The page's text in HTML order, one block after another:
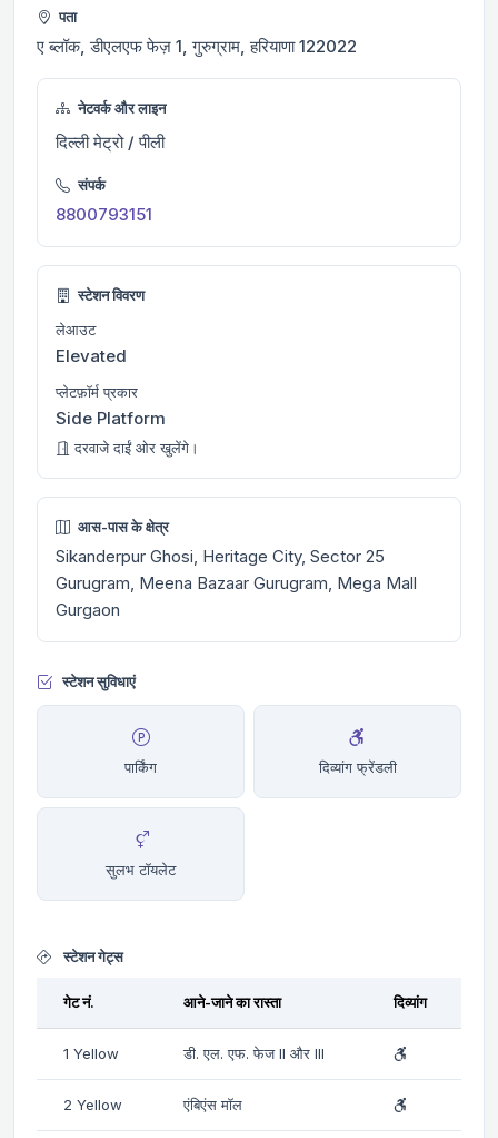
पता
ए ब्लॉक, डीएलएफ फेज़ 1, गुरुग्राम, हरियाणा 122022
नेटवर्क और लाइन
दिल्ली मेट्रो / पीली
संपर्क
8800793151
स्टेशन विवरण
लेआउट
Elevated
प्लेटफ़ॉर्म प्रकार
Side Platform
दरवाजे दाईं ओर खुलेंगे।
आस-पास के क्षेत्र
Sikanderpur Ghosi, Heritage City, Sector 25
Gurugram, Meena Bazaar Gurugram, Mega Mall
Gurgaon
स्टेशन सुविधाएं
पार्किंग दिव्यांग फ्रेंडली
सुलभ टॉयलेट
स्टेशन गेट्स
गेट नं. आने-जाने का रास्ता दिव्यांग
1 Yellow डी. एल. एफ. फेज II और III
2 Yellow एंबिएंस मॉल